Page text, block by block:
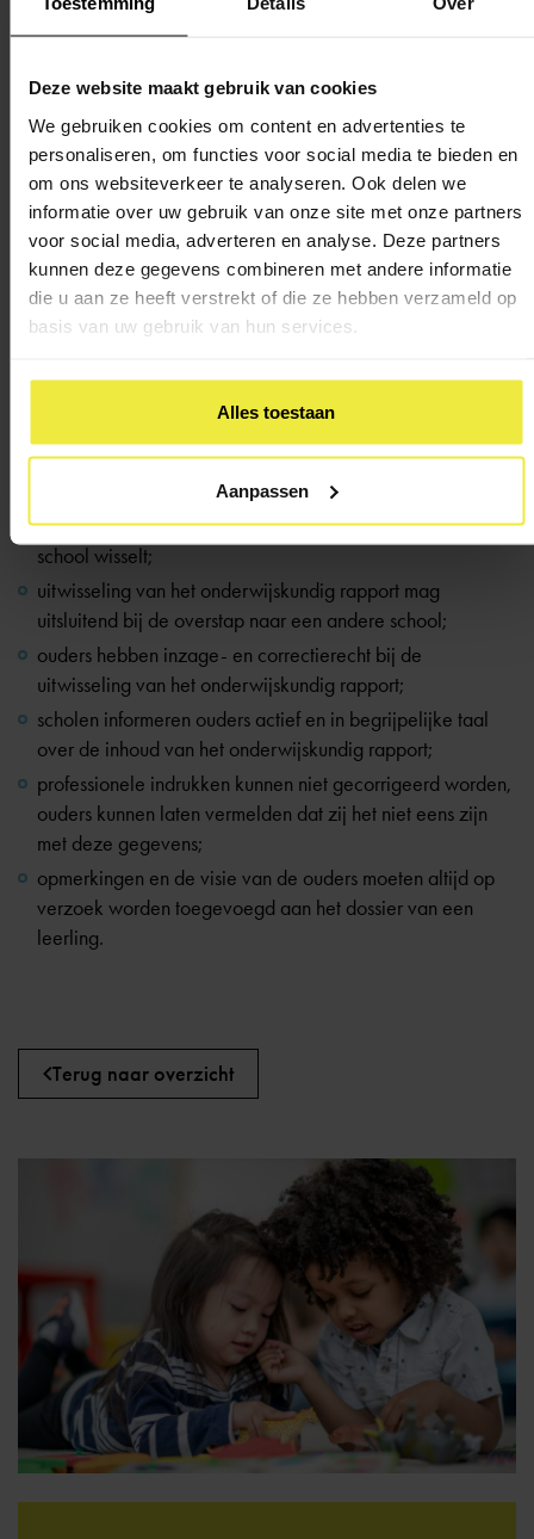
Deze website maakt gebruik van cookies
We gebruiken cookies om content en advertenties te
personaliseren, om functies voor social media te bieden en
om ons websiteverkeer te analyseren. Ook delen we
informatie over uw gebruik van onze site met onze partners
voor social media, adverteren en analyse. Deze partners
kunnen deze gegevens combineren met andere informatie
die u aan ze heeft verstrekt of die ze hebben verzameld op
basis van uw gebruik van hun services.
Alles toestaan
Aanpassen
regelmaat afwezig is. Hierbij gaat het uitsluitend om
schoolverzuim tot één jaar terug (
art. 7 Besluit uitwisseling
leer- en begeleidingsgegevens)
Andere vereisten onderwijskundig rapport
Omdat het onderwijskundig rapport persoonsgegevens
bevat, is de Algemene verordening gegevensbescherming
(AVG) van toepassing. Andere vereisten volgens de
gegevens worden uitgewisseld die strikt noodzakelijk zijn
voor het leren en begeleiden van de leerling op een
volgende school op het moment dat een leerling van
school wisselt;
uitwisseling van het onderwijskundig rapport mag
uitsluitend bij de overstap naar een andere school;
ouders hebben inzage- en correctierecht bij de
uitwisseling van het onderwijskundig rapport;
scholen informeren ouders actief en in begrijpelijke taal
over de inhoud van het onderwijskundig rapport;
professionele indrukken kunnen niet gecorrigeerd worden,
ouders kunnen laten vermelden dat zij het niet eens zijn
met deze gegevens;
opmerkingen en de visie van de ouders moeten altijd op
verzoek worden toegevoegd aan het dossier van een
leerling.
Terug naar overzicht